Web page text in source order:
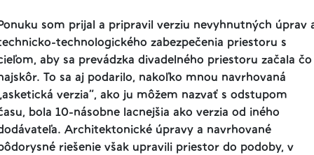
som prijal a pripravil verziu nevyhnutných úprav
technologického zabezpečenia priestoru s
aby sa prevádzka divadelného priestoru začala čo
To sa aj podarilo, nakoľko mnou navrhovaná
verzia”, ako ju môžem nazvať s odstupom
bola 10-násobne lacnejšia ako verzia od iného
Architektonické úpravy a navrhované
riešenie však upravili priestor do podoby, v